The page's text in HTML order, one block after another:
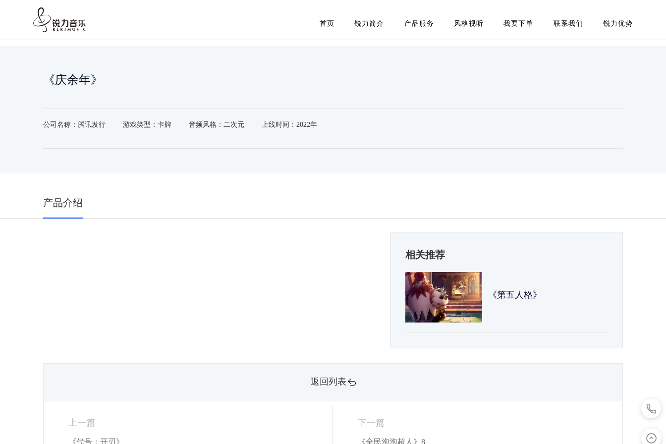
首页 锐力简介 产品服务 风格视听 我要下单 联系我们 锐力优势
《庆余年》
公司名称：腾讯发行 游戏类型：卡牌 音频风格：二次元 上线时间：2022年
产品介绍
相关推荐
《第五人格》
返回列表
上一篇
《代号：开刃》
下一篇
《全民泡泡超人》8